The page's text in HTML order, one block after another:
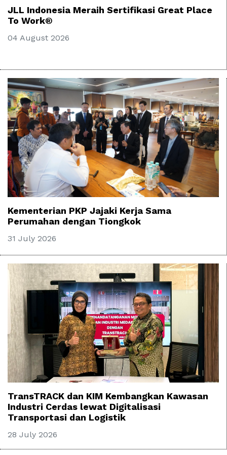
JLL Indonesia Meraih Sertifikasi Great Place
To Work®
04 August 2026
Kementerian PKP Jajaki Kerja Sama
Perumahan dengan Tiongkok
31 July 2026
TransTRACK dan KIM Kembangkan Kawasan
Industri Cerdas lewat Digitalisasi
Transportasi dan Logistik
28 July 2026